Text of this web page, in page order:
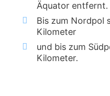
Äquator entfernt.
Bis zum Nordpol
Kilometer
und bis zum
Kilometer.